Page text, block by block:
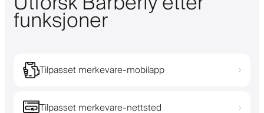
funksjoner
Tilpasset merkevare-mobilapp ›
Tilpasset merkevare-nettsted ›